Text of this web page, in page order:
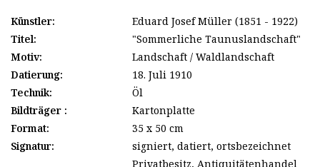
Künstler:
Eduard Josef Müller (1851 - 1922)
Titel:
"Sommerliche Taunuslandschaft"
Motiv:
Landschaft / Waldlandschaft
Datierung:
18. Juli 1910
Technik:
Öl
Bildträger :
Kartonplatte
Format:
35 x 50 cm
Signatur:
signiert, datiert, ortsbezeichnet
Privatbesitz, Antiquitätenhandel